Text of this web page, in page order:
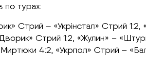
по турах:
Стрий – «Укрінстал» Стрий 1:2,
Стрий 1:2, «Жулин» –
4:2, «Укрпол» Стрий –